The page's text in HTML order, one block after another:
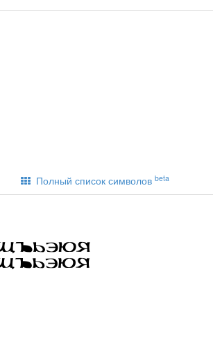
Полный список символов beta